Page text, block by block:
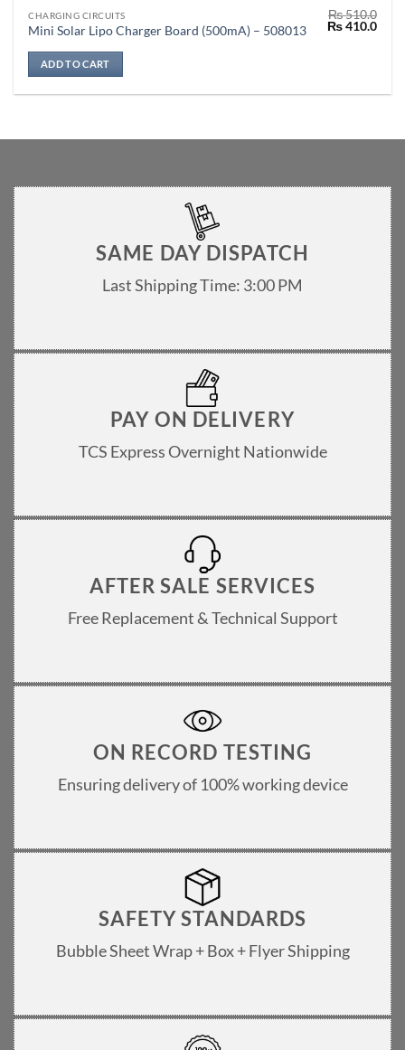
CHARGING CIRCUITS
Mini Solar Lipo Charger Board (500mA) – 508013
₨510.0
Original
₨410.0
ADD TO CART
SAME DAY DISPATCH
Last Shipping Time: 3:00 PM
PAY ON DELIVERY
TCS Express Overnight Nationwide
AFTER SALE SERVICES
Free Replacement & Technical Support
ON RECORD TESTING
Ensuring delivery of 100% working device
SAFETY STANDARDS
Bubble Sheet Wrap + Box + Flyer Shipping